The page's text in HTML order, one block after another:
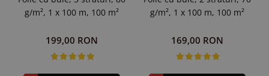
g/m², 1 x 100 m, 100 m²
199,00 RON
g/m², 1 x 100 m, 100 m²
169,00 RON